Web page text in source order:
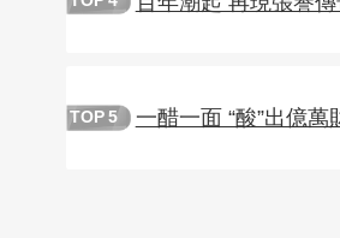
TOP 5 一醋一面 “酸”出億萬